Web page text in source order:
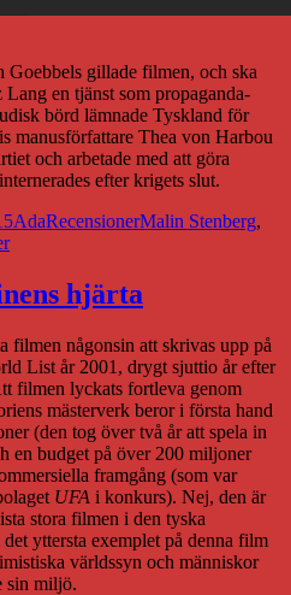
Goebbels gillade filmen, och ska
en tjänst som propaganda-
börd lämnade Tyskland för
manusförfattare Thea von Harbou
och arbetade med att göra
efter krigets slut.
Författare
AdaKategorier
RecensionerTaggar
Malin Stenberg,
hjärta
filmen någonsin att skrivas upp på
List år 2001, drygt sjuttio år efter
filmen lyckats fortleva genom
mästerverk beror i första hand
(den tog över två år att spela in
en budget på över 200 miljoner
framgång (som var
UFA i konkurs). Nej, den är
stora filmen i den tyska
yttersta exemplet på denna film
världssyn och människor
sin miljö.